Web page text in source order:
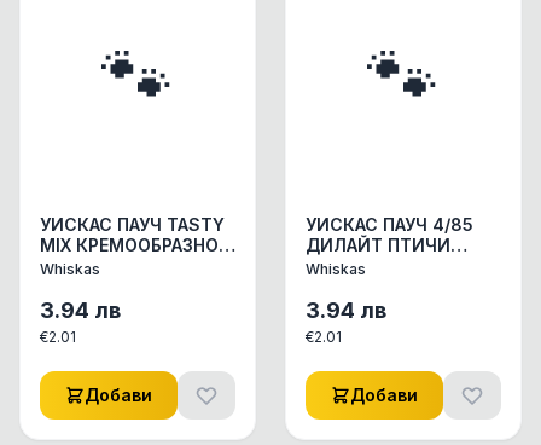
🐾
УИСКАС ПАУЧ TASTY
MIX КРЕМООБРАЗНО
ЯСТИЕ 4/ 85бр
ЗА КОТКИ 1бр.
Whiskas
3.94 лв
€2.01
Добави
🐾
УИСКАС ПАУЧ 4/85
ДИЛАЙТ ПТИЧИ
ЯСТИЯ КОНСЕРВИ
1бр.
Whiskas
3.94 лв
€2.01
Добави